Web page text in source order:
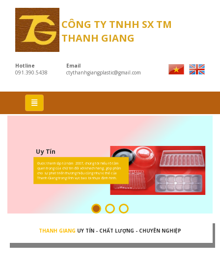
CÔNG TY TNHH SX TM
THANH GIANG
Hotline
091.390.5438
Email
ctythanhgiangplastic@gmail.com
Uy Tín
Được thành lập từ năm 2007, chúng tôi hiểu rõ tầm
quan trọng của chữ tín đối với khách hàng, góp phần
cho sự phát triển thương hiệu cũng như vị thế của
Thanh Giang trong lĩnh vực bao bì nhựa định hình.
THANH GIANG UY TÍN - CHẤT LƯỢNG - CHUYÊN NGHIỆP